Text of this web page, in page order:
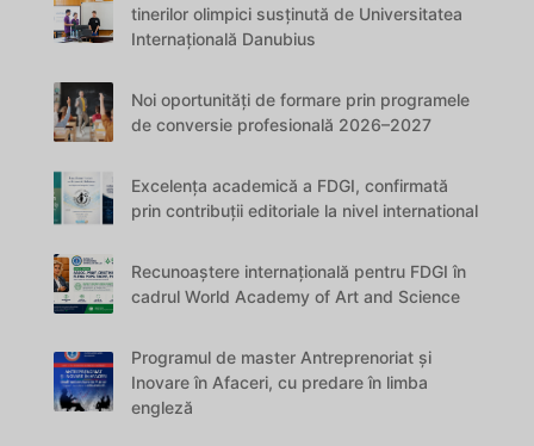
tinerilor olimpici susținută de Universitatea
Internațională Danubius
Noi oportunități de formare prin programele
de conversie profesională 2026–2027
Excelența academică a FDGI, confirmată
prin contribuții editoriale la nivel international
Recunoaștere internațională pentru FDGI în
cadrul World Academy of Art and Science
Programul de master Antreprenoriat și
Inovare în Afaceri, cu predare în limba
engleză